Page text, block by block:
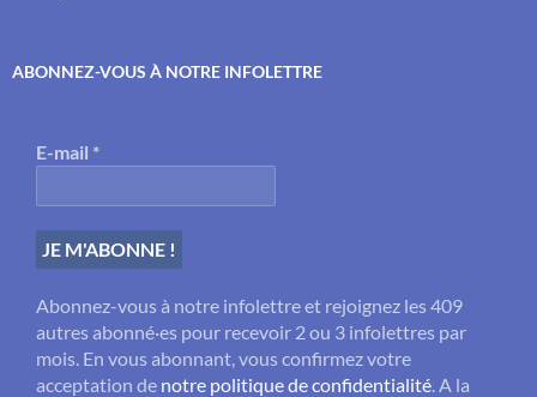
ABONNEZ-VOUS À NOTRE INFOLETTRE
E-mail *
Abonnez-vous à notre infolettre et rejoignez les 409
autres abonné·es pour recevoir 2 ou 3 infolettres par
mois. En vous abonnant, vous confirmez votre
acceptation de notre politique de confidentialité. A la